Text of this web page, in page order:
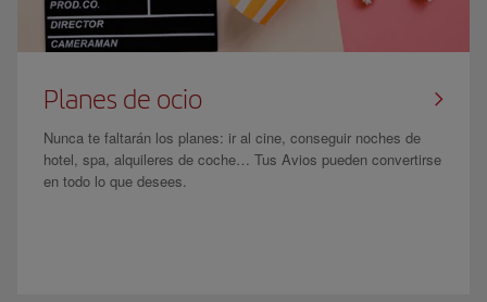
Planes de ocio
Nunca te faltarán los planes: ir al cine, conseguir noches de
hotel, spa, alquileres de coche… Tus Avios pueden convertirse
en todo lo que desees.